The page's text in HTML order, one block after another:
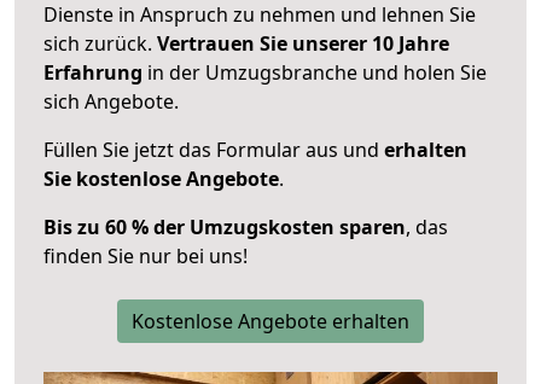
Dienste in Anspruch zu nehmen und lehnen Sie
sich zurück. Vertrauen Sie unserer 10 Jahre
Erfahrung in der Umzugsbranche und holen Sie
sich Angebote.
Füllen Sie jetzt das Formular aus und erhalten
Sie kostenlose Angebote.
Bis zu 60 % der Umzugskosten sparen, das
finden Sie nur bei uns!
Kostenlose Angebote erhalten